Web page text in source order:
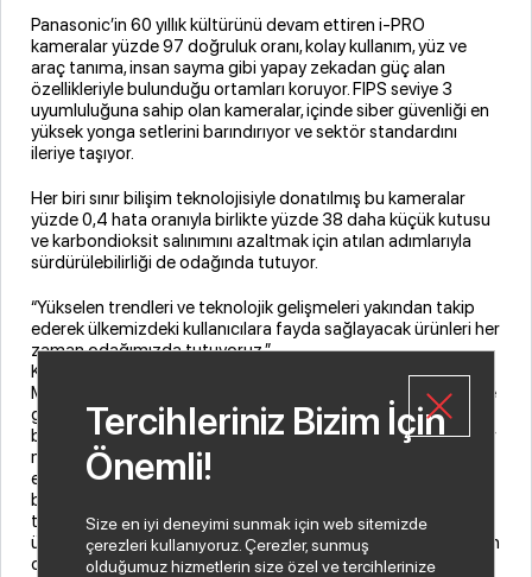
Panasonic’in 60 yıllık kültürünü devam ettiren i-PRO
kameralar yüzde 97 doğruluk oranı, kolay kullanım, yüz ve
araç tanıma, insan sayma gibi yapay zekadan güç alan
özellikleriyle bulunduğu ortamları koruyor. FIPS seviye 3
uyumluluğuna sahip olan kameralar, içinde siber güvenliği en
yüksek yonga setlerini barındırıyor ve sektör standardını
ileriye taşıyor.
Her biri sınır bilişim teknolojisiyle donatılmış bu kameralar
yüzde 0,4 hata oranıyla birlikte yüzde 38 daha küçük kutusu
ve karbondioksit salınımını azaltmak için atılan adımlarıyla
sürdürülebilirliği de odağında tutuyor.
“Yükselen trendleri ve teknolojik gelişmeleri yakından takip
ederek ülkemizdeki kullanıcılara fayda sağlayacak ürünleri her
zaman odağımızda tutuyoruz.”
Konuyla ilgili değerlendirmede bulunan Index AŞ Genel
Müdürü Banu Sürek, “Index olarak alanının en iyisi markaları ve
gelişmiş ürünlerini ülkemizdeki kullanıcılarla buluşturmak
bizim için çok önemli. Panasonic gibi pek çok alanda köklü bir
markanın oluşturduğu ve inovasyon geleneğini devam
ettirdiği i-PRO kameralar, günümüzün en yeni teknolojileriyle
bulunduğu alanları başarıyla koruyor. Index olarak yükselen
trendleri ve teknolojik gelişmeleri yakından takip ederek
ülkemizdeki kullanıcılara fayda sağlayacak ürünleri her zaman
odağımızda tutuyoruz” dedi.
Tercihleriniz Bizim İçin
Önemli!
Size en iyi deneyimi sunmak için web sitemizde
çerezleri kullanıyoruz. Çerezler, sunmuş
olduğumuz hizmetlerin size özel ve tercihlerinize